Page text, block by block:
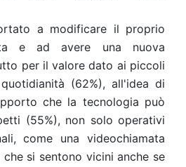
a modificare il proprio
e ad avere una nuova
per il valore dato ai piccoli
(62%), all'idea di
che la tecnologia può
(55%), non solo operativi
come una videochiamata
si sentono vicini anche se